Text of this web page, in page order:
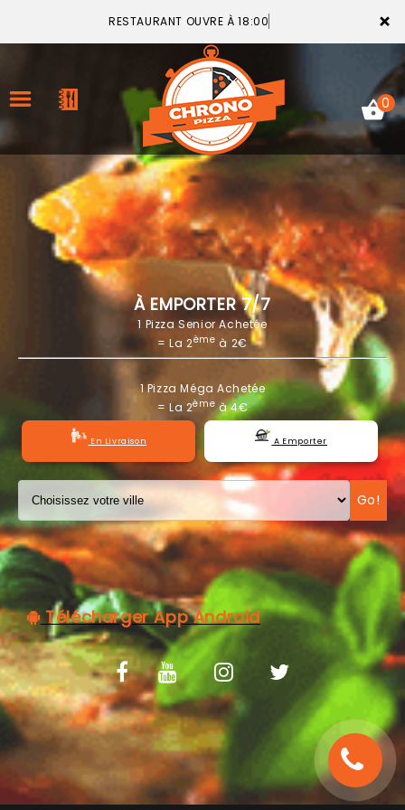
×
RESTAURANT OUVRE À 18:00
ACCUEIL
LA CARTE
VOTRE COMPTE
NOTRE RESTAURANT
VOS AVIS
MENTIONS LÉGALES
0
À EMPORTER 7/7
1 Pizza Senior Achetée
= La 2ème à 2€
1 Pizza Méga Achetée
= La 2èmeà 4€
En Livraison A Emporter
Go!
Télécharger App Android